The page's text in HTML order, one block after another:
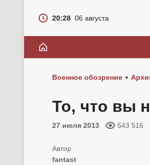
20:28 06 августа
Военное обозрение
То, что вы
27 июля 2013 543 516
fantast